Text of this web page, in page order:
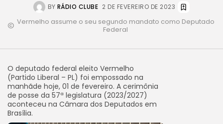
BY RÁDIO CLUBE 2 DE FEVEREIRO DE 2023
Vermelho assume o seu segundo mandato como Deputado
Federal
O deputado federal eleito Vermelho
(Partido Liberal – PL) foi empossado na
manhãde hoje, 01 de fevereiro. A cerimônia
de posse da 57ª legislatura (2023/2027)
aconteceu na Câmara dos Deputados em
Brasília.